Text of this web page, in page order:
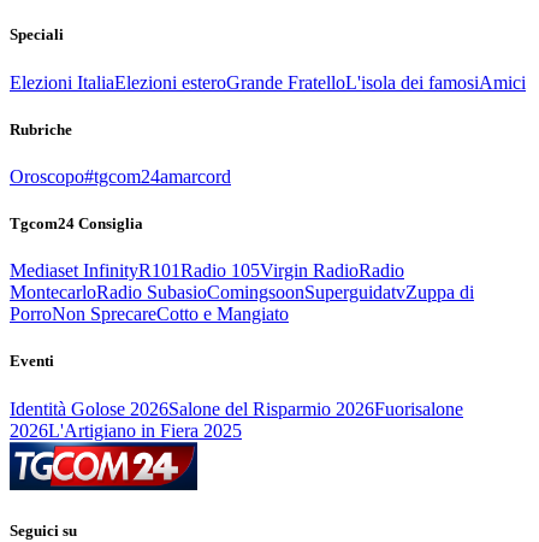
Speciali
Elezioni ItaliaElezioni esteroGrande FratelloL'isola dei famosiAmici
Rubriche
Oroscopo#tgcom24amarcord
Tgcom24 Consiglia
Mediaset InfinityR101Radio 105Virgin RadioRadio
MontecarloRadio SubasioComingsoonSuperguidatvZuppa di
PorroNon SprecareCotto e Mangiato
Eventi
Identità Golose 2026Salone del Risparmio 2026Fuorisalone
2026L'Artigiano in Fiera 2025
Seguici su